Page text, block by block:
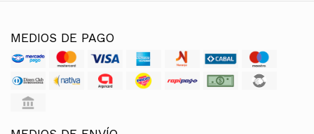
MEDIOS DE PAGO